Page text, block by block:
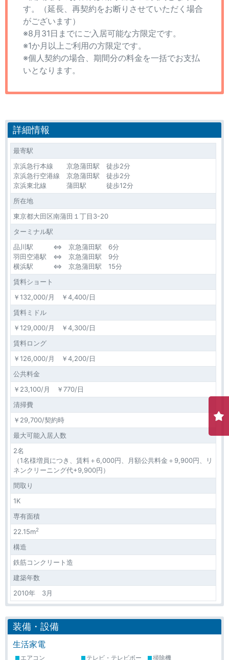
す。（延長、再契約をお断りさせていただく場合
がございます）
※8月31日までにご入居可能な方限定です。
※1か月以上ご利用の方限定です。
※個人契約の場合、期間分の料金を一括でお支払
いとなります。
詳細情報
最寄駅
京浜急行本線 京急蒲田駅 徒歩2分
京浜急行空港線 京急蒲田駅 徒歩2分
京浜東北線 蒲田駅 徒歩12分
所在地
東京都大田区南蒲田１丁目3-20
ターミナル駅
品川駅 ⇔ 京急蒲田駅 6分
羽田空港駅 ⇔ 京急蒲田駅 9分
横浜駅 ⇔ 京急蒲田駅 15分
賃料ショート
￥132,000/月 ￥4,400/日
賃料ミドル
￥129,000/月 ￥4,300/日
賃料ロング
￥126,000/月 ￥4,200/日
公共料金
￥23,100/月 ￥770/日
清掃費
￥29,700/契約時
最大可能入居人数
2名
（1名様増員につき、賃料＋6,000円、月額公共料金＋9,900円、リ
ネンクリーニング代+9,900円）
間取り
1K
専有面積
22.15m2
構造
鉄筋コンクリート造
建築年数
2010年 3月
装備・設備
生活家電
エアコン
テレビ・テレビボー
掃除機